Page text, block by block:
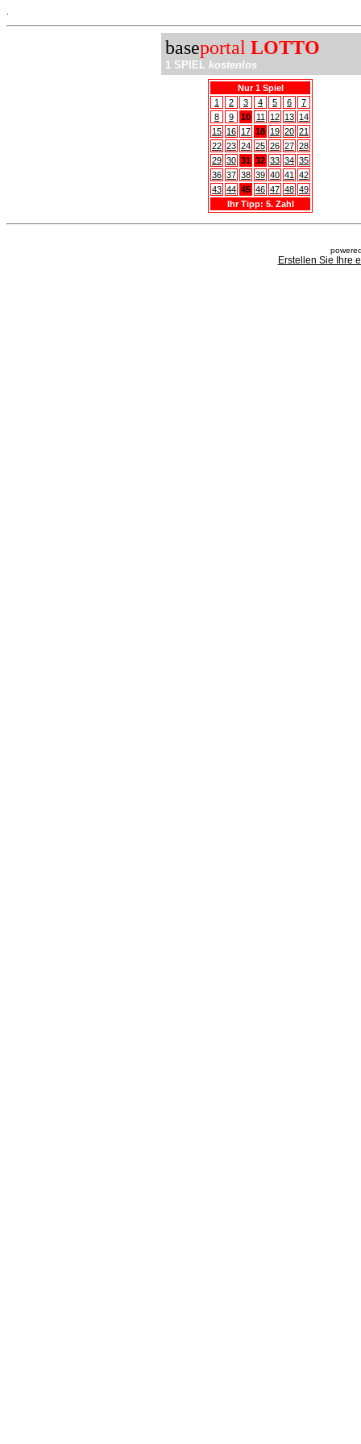
baseportal LOTTO
1 SPIEL kostenlos
Nur 1 Spiel
1
2 3 4 5 6
7
8
9 10 11 12 13 14
15 16 17 18 19 20 21
22 23 24 25 26 27 28
29 30 31 32 33 34 35
36 37 38 39 40 41
42
43 44 45 46 47 48 49
Ihr Tipp: 5. Zahl
Erstellen Sie Ihre